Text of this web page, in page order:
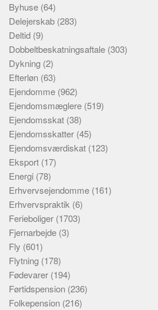
Byhuse (64)
Delejerskab (283)
Deltid (9)
Dobbeltbeskatningsaftale (303)
Dykning (2)
Efterløn (63)
Ejendomme (962)
Ejendomsmæglere (519)
Ejendomsskat (38)
Ejendomsskatter (45)
Ejendomsværdiskat (123)
Eksport (17)
Energi (78)
Erhvervsejendomme (161)
Erhvervspraktik (6)
Ferieboliger (1703)
Fjernarbejde (3)
Fly (601)
Flytning (178)
Fødevarer (194)
Førtidspension (236)
Folkepension (216)